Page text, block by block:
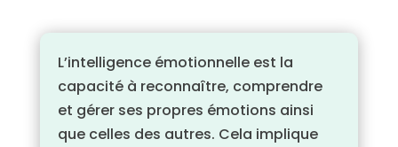
L’intelligence émotionnelle est la
capacité à reconnaître, comprendre
et gérer ses propres émotions ainsi
que celles des autres. Cela implique